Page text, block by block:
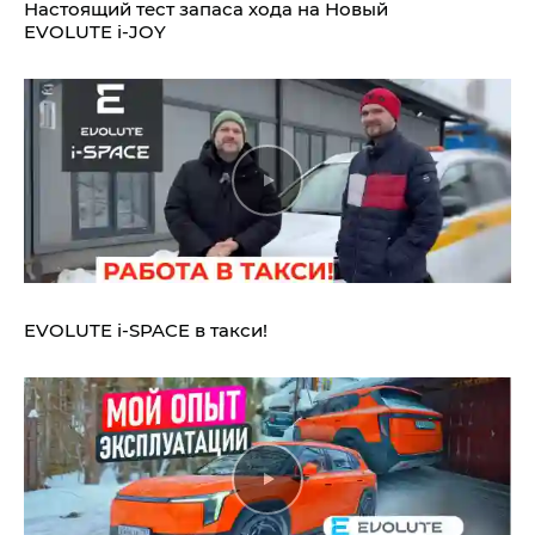
Настоящий тест запаса хода на Новый
EVOLUTE i‑JOY
EVOLUTE i‑SPACE в такси!